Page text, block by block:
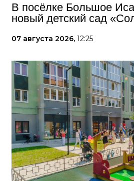
В посёлке Большое
новый детский сад
07 августа 2026, 12:25